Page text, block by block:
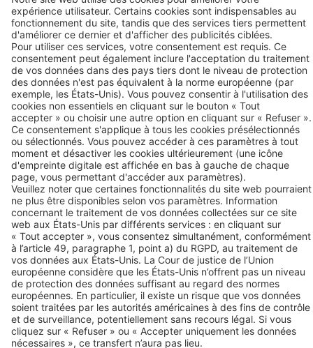
Contact
BEKO TECHNOLOGIES SARL
Zone Industrielle
1, rue des Frères Rémy
BP 10816
F-57208 Sarreguemines Cedex
Tél. +33 387 28 38 00
Contact
Liens